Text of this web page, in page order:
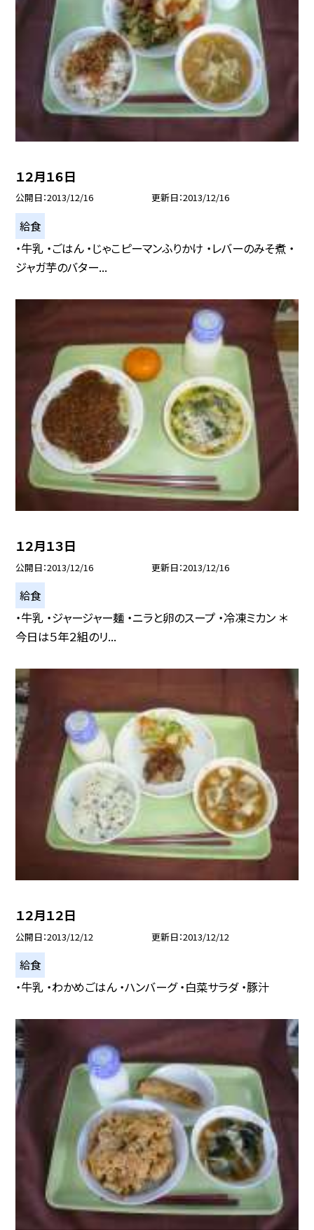
１２月１６日
公開日 2013/12/16 更新日 2013/12/16
給食
・牛乳 ・ごはん ・じゃこピーマンふりかけ ・レバーのみそ煮 ・
ジャガ芋のバター...
１２月１３日
公開日 2013/12/16 更新日 2013/12/16
給食
・牛乳 ・ジャージャー麺 ・ニラと卵のスープ ・冷凍ミカン ＊
今日は５年２組のリ...
１２月１２日
公開日 2013/12/12 更新日 2013/12/12
給食
・牛乳 ・わかめごはん ・ハンバーグ ・白菜サラダ ・豚汁